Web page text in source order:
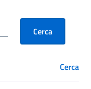
Cerca
Cerca